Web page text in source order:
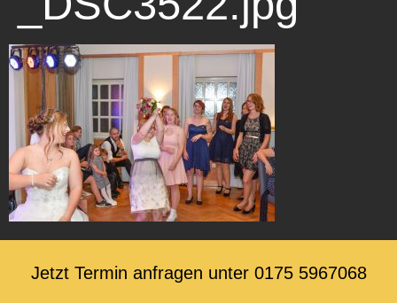
Jetzt Termin anfragen unter ‭0175 5967068‬